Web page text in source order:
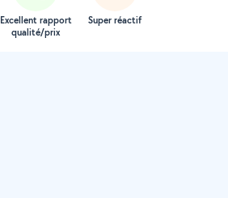
Excellent rapport
qualité/prix
Super réactif